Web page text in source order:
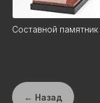
Составной памятник
← Назад